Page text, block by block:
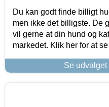
Du kan godt finde billigt
men ikke det billigste. De
vil gerne at din hund og
markedet. Klik her for at
Se